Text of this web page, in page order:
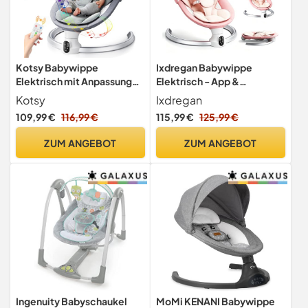
Kotsy Babywippe
Elektrisch mit Anpassung
der APP-
Steuerung,Babyschaukel
elektrisch mit 5 Natürlichen
n, mit Timing,mit
kg,Musik
Kotsy
109,99 € 116,99 €
ZUM ANGEBOT
Ixdregan Babywippe
Elektrisch - App &
Fernbedienung
Babyschaukel Elektrisch
Mit 3 Timer, 5
n, 10 Musik, Bluetooth
Gepolstert Baby Wippe
(APP Rosa)
Ixdregan
115,99 € 125,99 €
ZUM ANGEBOT
Ingenuity Babyschaukel
MoMi KENANI Babywippe